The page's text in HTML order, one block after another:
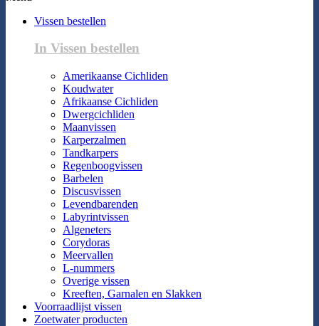
Vissen bestellen
In Vissen bestellen
Amerikaanse Cichliden
Koudwater
Afrikaanse Cichliden
Dwergcichliden
Maanvissen
Karperzalmen
Tandkarpers
Regenboogvissen
Barbelen
Discusvissen
Levendbarenden
Labyrintvissen
Algeneters
Corydoras
Meervallen
L-nummers
Overige vissen
Kreeften, Garnalen en Slakken
Voorraadlijst vissen
Zoetwater producten